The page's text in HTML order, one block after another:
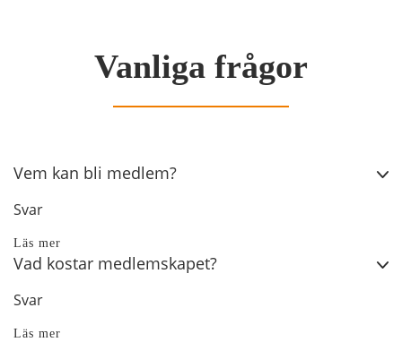
Vanliga frågor
Vem kan bli medlem?
Svar
Läs mer
Vad kostar medlemskapet?
Svar
Läs mer